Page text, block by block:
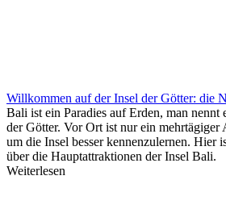
Willkommen auf der Insel der Götter: die
Bali ist ein Paradies auf Erden, man nennt
der Götter. Vor Ort ist nur ein mehrtägiger
um die Insel besser kennenzulernen. Hier
über die Hauptattraktionen der Insel Bali.
Weiterlesen